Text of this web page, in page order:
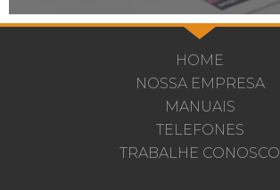
HOME
NOSSA EMPRESA
MANUAIS
TELEFONES
TRABALHE CONOSCO